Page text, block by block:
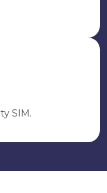
SIM.